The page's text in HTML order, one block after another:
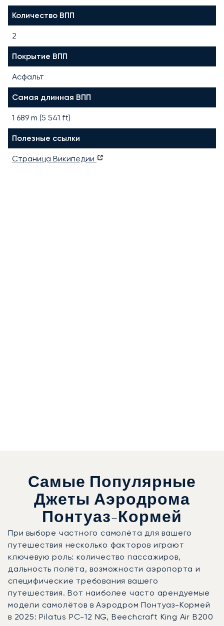
Количество ВПП
2
Покрытие ВПП
Асфальт
Самая длинная ВПП
1 689 m (5 541 ft)
Полезные ссылки
Страница Википедии
Самые Популярные
Джеты Аэродрома
Понтуаз-Кормей
При выборе частного самолёта для вашего
путешествия несколько факторов играют
ключевую роль: количество пассажиров,
дальность полёта, возможности аэропорта и
специфические требования вашего
путешествия. Вот наиболее часто арендуемые
модели самолётов в Аэродром Понтуаз-Кормей
в 2025: Pilatus PC-12 NG, Beechcraft King Air B200